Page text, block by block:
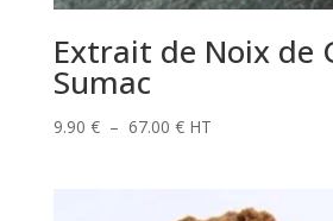
Extrait de Noix de
Sumac
9.90 € – 67.00 €Plage
9.90 €
HT